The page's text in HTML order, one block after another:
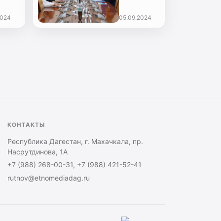
в
финансированию
в
05.09.2024
КОНТАКТЫ
Республика Дагестан, г. Махачкала, пр.
Насрутдинова, 1А
+7 (988) 268-00-31, +7 (988) 421-52-41
rutnov@etnomediadag.ru